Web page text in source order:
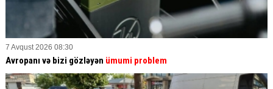
7 Avqust 2026 08:30
Avropanı və bizi gözləyən ümumi problem